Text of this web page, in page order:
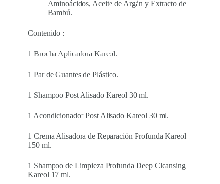
Aminoácidos, Aceite de Argán y Extracto de
Bambú.
Contenido :
1 Brocha Aplicadora Kareol.
1 Par de Guantes de Plástico.
1 Shampoo Post Alisado Kareol 30 ml.
1 Acondicionador Post Alisado Kareol 30 ml.
1 Crema Alisadora de Reparación Profunda Kareol
150 ml.
1 Shampoo de Limpieza Profunda Deep Cleansing
Kareol 17 ml.